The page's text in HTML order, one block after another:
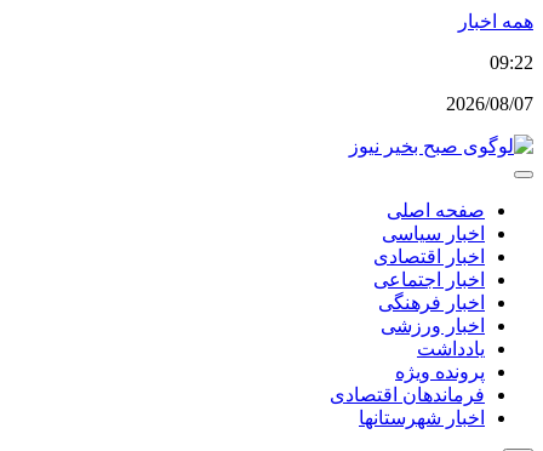
پرش
محتوا
همه اخبار
09:22
2026/08/07
صفحه اصلی
اخبار سیاسی
اخبار اقتصادی
اخبار اجتماعی
اخبار فرهنگی
اخبار ورزشی
یادداشت
پرونده ویژه
فرماندهان اقتصادی
اخبار شهرستانها